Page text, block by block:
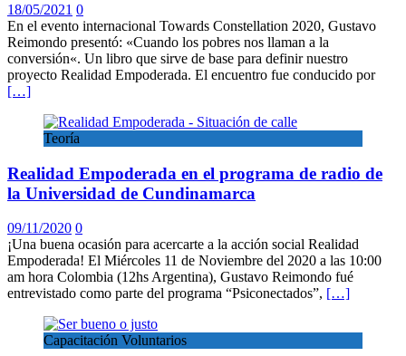
18/05/2021 0
En el evento internacional Towards Constellation 2020, Gustavo
Reimondo presentó: «Cuando los pobres nos llaman a la
conversión«. Un libro que sirve de base para definir nuestro
proyecto Realidad Empoderada. El encuentro fue conducido por
[…]
Teoría
Realidad Empoderada en el programa de radio de
la Universidad de Cundinamarca
09/11/2020 0
¡Una buena ocasión para acercarte a la acción social Realidad
Empoderada! El Miércoles 11 de Noviembre del 2020 a las 10:00
am hora Colombia (12hs Argentina), Gustavo Reimondo fué
entrevistado como parte del programa “Psiconectados”, […]
Capacitación Voluntarios